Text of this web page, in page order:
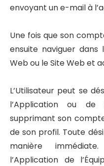
envoyant un e-mail à
Une fois que son
ensuite naviguer dans
Web ou le Site Web et
L’Utilisateur peut se
l’Application ou
supprimant son
de son profil. Toute
manière
l’Application de